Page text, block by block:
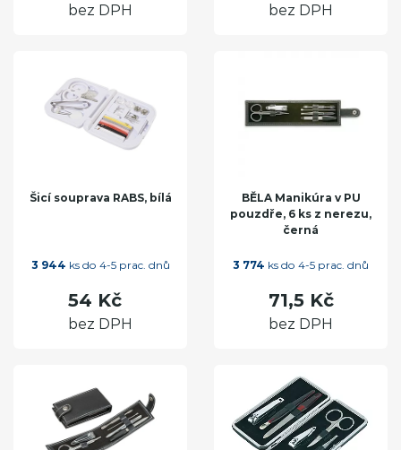
bez DPH bez DPH
Šicí souprava RABS, bílá
3 944 ks do 4-5 prac. dnů
54 Kč
bez DPH
BĚLA Manikúra v PU
pouzdře, 6 ks z nerezu,
černá
3 774 ks do 4-5 prac. dnů
71,5 Kč
bez DPH